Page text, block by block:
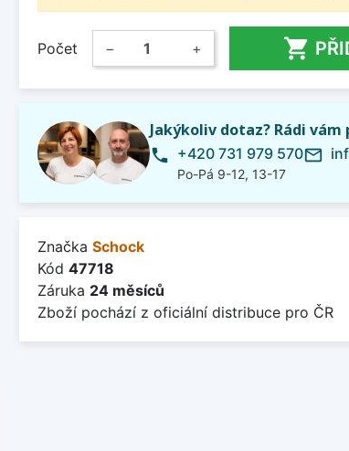
Počet − + 
Jakýkoliv dotaz? Rádi vám
phone +420 731 979 570
Po-Pá 9-12, 13-17
mail_outline
Značka Schock
Kód 47718
Záruka 24 měsíců
Zboží pochází z oficiální distribuce pro ČR